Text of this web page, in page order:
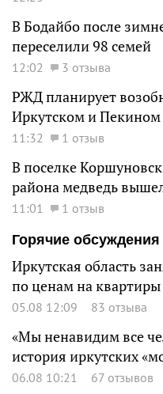
В Бодайбо после
переселили 98 семей
12:02 3 отзыва
РЖД планирует
Иркутском и Пекином
11:32 1 отзыв
В поселке
района медведь
11:01
1 отзыв
Горячие обсуждения
Иркутская область
по ценам на квартиры
05.08 12:09 83 отзыва
«Мы ненавидим все
история иркутских
06.08 10:21 67 отзывов